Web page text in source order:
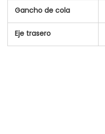
Gancho de cola
Eje trasero